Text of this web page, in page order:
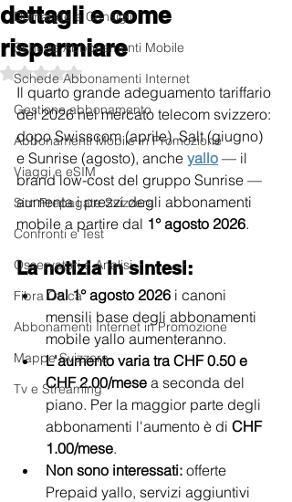
Domande e Consigli
Schede Abbonamenti Mobile
Schede Abbonamenti Internet
Gestione abbonamento
Abbonamenti Mobile in Promozione
Viaggi e eSIM
Sim Prepagate Svizzera
Confronti e Test
Osservatori e Analisi
Fibra Ottica
Abbonamenti Internet in Promozione
Mappe Svizzera
Tv e Streaming
dettagli e come
risparmiare
Valutazione NaN stelle su 5.
Il quarto grande adeguamento tariffario
del 2026 nel mercato telecom svizzero:
dopo Swisscom (aprile), Salt (giugno)
e Sunrise (agosto), anche yallo — il
brand low-cost del gruppo Sunrise —
aumenta i prezzi degli abbonamenti
mobile a partire dal 1° agosto 2026.
La notizia in sintesi:
Dal 1° agosto 2026 i canoni
mensili base degli abbonamenti
mobile yallo aumenteranno.
L'aumento varia tra CHF 0.50 e
CHF 2.00/mese a seconda del
piano. Per la maggior parte degli
abbonamenti l'aumento è di CHF
1.00/mese.
Non sono interessati: offerte
Prepaid yallo, servizi aggiuntivi